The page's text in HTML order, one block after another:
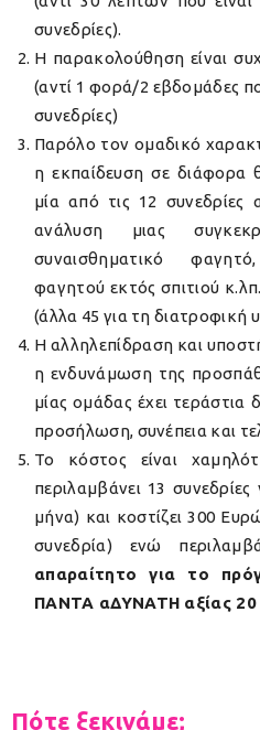
συνεδρίες).
Η παρακολούθηση είναι
(αντί 1 φορά/2 εβδομάδες
συνεδρίες)
Παρόλο τον ομαδικό
η εκπαίδευση σε διάφορα
μία από τις 12 συνεδρίες
ανάλυση μιας
συναισθηματικό
φαγητού εκτός σπιτιού
(άλλα 45 για τη διατροφική
Η αλληλεπίδραση και
η ενδυνάμωση της
μίας ομάδας έχει
προσήλωση, συνέπεια και
Το κόστος είναι
περιλαμβάνει 13
μήνα) και κοστίζει 300
συνεδρία) ενώ
απαραίτητο για το
ΠΑΝΤΑ αΔΥΝΑΤΗ αξίας
Πότε ξεκινάμε;